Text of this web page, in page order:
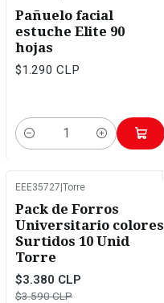
Pañuelo facial
estuche Elite 90
hojas
$1.290 CLP
Cantidad
EEE35727|Torre
Pack de Forros
Universitario colores
Surtidos 10 Unid
Torre
$3.380 CLP
$3.590 CLP